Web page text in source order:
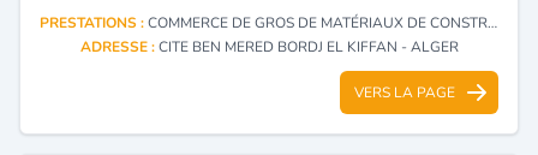
PRESTATIONS :COMMERCE DE GROS DE MATÉRIAUX DE CONSTRUCTION, CÉRAMIQUE SANITAIRE VERRE PLAT
ADRESSE :CITE BEN MERED BORDJ EL KIFFAN - ALGER
VERS LA PAGE